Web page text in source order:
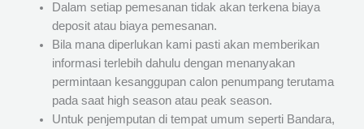
Dalam setiap pemesanan tidak akan terkena biaya
deposit atau biaya pemesanan.
Bila mana diperlukan kami pasti akan memberikan
informasi terlebih dahulu dengan menanyakan
permintaan kesanggupan calon penumpang terutama
pada saat high season atau peak season.
Untuk penjemputan di tempat umum seperti Bandara,